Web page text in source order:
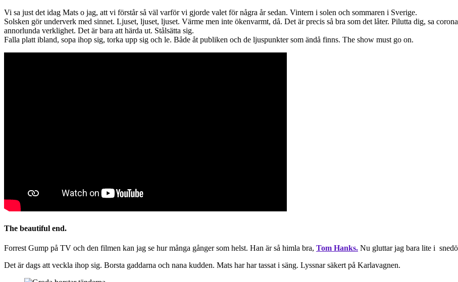
Vi sa just det idag Mats o jag, att vi förstår så väl varför vi gjorde valet för några år sedan. Vintern i solen och sommaren i Sverige.
Solsken gör underverk med sinnet. Ljuset, ljuset, ljuset. Värme men inte ökenvarmt, då. Det är precis så bra som det låter. Pilutta dig, sa
annorlunda verklighet. Det är bara att härda ut. Stålsätta sig.
Falla platt ibland, sopa ihop sig, torka upp sig och le. Både åt publiken och de ljuspunkter som ändå finns. The show must go on.
The beautiful end.
Forrest Gump på TV och den filmen kan jag se hur många gånger som helst. Han är så himla bra, Tom Hanks. Nu gluttar jag bara lite i
Det är dags att veckla ihop sig. Borsta gaddarna och nana kudden. Mats har har tassat i säng. Lyssnar säkert på Karlavagnen.